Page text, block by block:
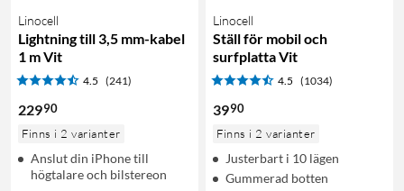
Linocell
Lightning till 3,5 mm-kabel
1 m Vit
4.5 (241)
22990
Finns i 2 varianter
Anslut din iPhone till
högtalare och bilstereon
Linocell
Ställ för mobil och
surfplatta Vit
4.5 (1034)
3990
Finns i 2 varianter
Justerbart i 10 lägen
Gummerad botten